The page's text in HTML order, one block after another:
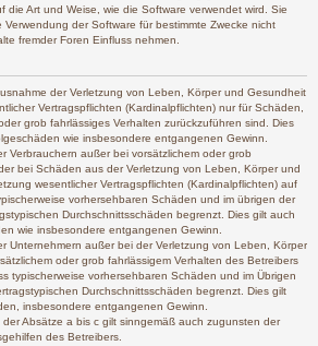
die Art und Weise, wie die Software verwendet wird. Sie
der Software für bestimmte Zwecke nicht
fremder Foren Einfluss nehmen.
der Verletzung von Leben, Körper und Gesundheit
Vertragspflichten (Kardinalpflichten) nur für Schäden,
grob fahrlässiges Verhalten zurückzuführen sind. Dies
wie insbesondere entgangenen Gewinn.
Verbrauchern außer bei vorsätzlichem oder grob
bei Schäden aus der Verletzung von Leben, Körper und
wesentlicher Vertragspflichten (Kardinalpflichten) auf
vorhersehbaren Schäden und im übrigen der
Durchschnittsschäden begrenzt. Dies gilt auch
wie insbesondere entgangenen Gewinn.
Unternehmern außer bei der Verletzung von Leben, Körper
oder grob fahrlässigem Verhalten des Betreibers
typischerweise vorhersehbaren Schäden und im Übrigen
Durchschnittsschäden begrenzt. Dies gilt
insbesondere entgangenen Gewinn.
Absätze a bis c gilt sinngemäß auch zugunsten der
des Betreibers.